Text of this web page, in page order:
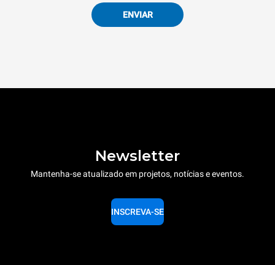
ENVIAR
Newsletter
Mantenha-se atualizado em projetos, notícias e eventos.
INSCREVA-SE